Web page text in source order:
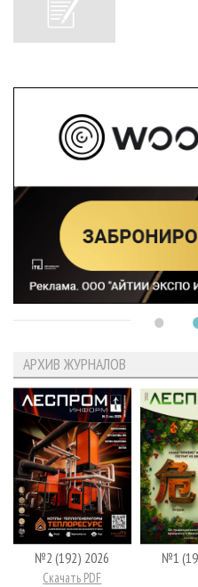
АРХИВ ЖУРНАЛОВ
№2 (192) 2026
Скачать PDF
№1